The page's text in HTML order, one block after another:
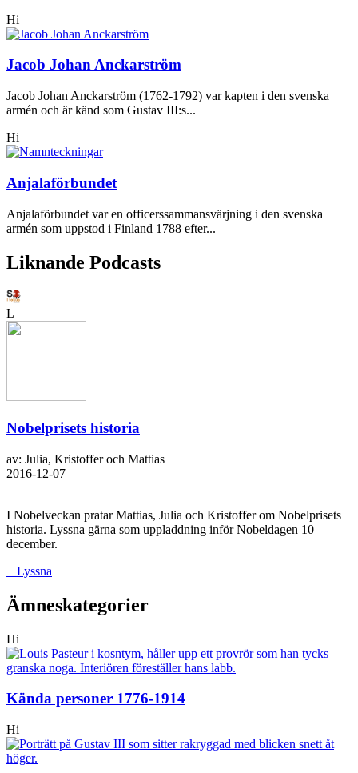
Hi
Jacob Johan Anckarström
Jacob Johan Anckarström (1762-1792) var kapten i den svenska
armén och är känd som Gustav III:s...
Hi
Anjalaförbundet
Anjalaförbundet var en officerssammansvärjning i den svenska
armén som uppstod i Finland 1788 efter...
Liknande Podcasts
L
Nobelprisets historia
av: Julia, Kristoffer och Mattias
2016-12-07
I Nobelveckan pratar Mattias, Julia och Kristoffer om Nobelprisets
historia. Lyssna gärna som uppladdning inför Nobeldagen 10
december.
+ Lyssna
Ämneskategorier
Hi
Kända personer 1776-1914
Hi